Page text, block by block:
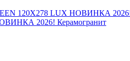
2026! Керамогранит